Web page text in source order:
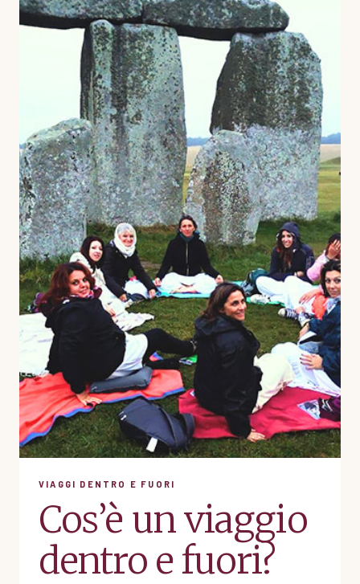
VIAGGI DENTRO E FUORI
Cos’è un viaggio
dentro e fuori?